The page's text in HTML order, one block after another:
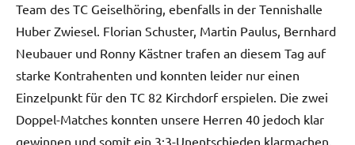
Team des TC Geiselhöring, ebenfalls in der Tennishalle
Huber Zwiesel. Florian Schuster, Martin Paulus, Bernhard
Neubauer und Ronny Kästner trafen an diesem Tag auf
starke Kontrahenten und konnten leider nur einen
Einzelpunkt für den TC 82 Kirchdorf erspielen. Die zwei
Doppel-Matches konnten unsere Herren 40 jedoch klar
gewinnen und somit ein 3:3-Unentschieden klarmachen.